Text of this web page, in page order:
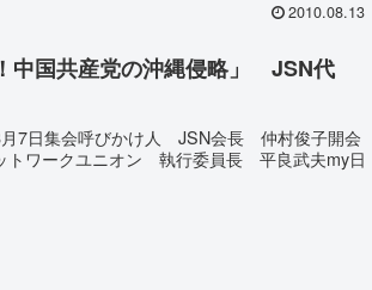
2010.08.13
中国共産党の沖縄侵略」 JSN代
7日集会呼びかけ人 JSN会長 仲村俊子開会
ワークユニオン 執行委員長 平良武夫my日